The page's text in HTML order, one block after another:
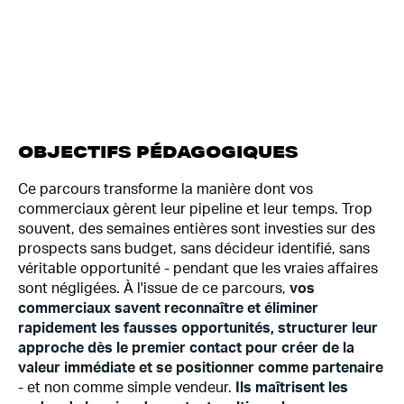
OBJECTIFS PÉDAGOGIQUES
Ce parcours transforme la manière dont vos
commerciaux gèrent leur pipeline et leur temps. Trop
souvent, des semaines entières sont investies sur des
prospects sans budget, sans décideur identifié, sans
véritable opportunité - pendant que les vraies affaires
sont négligées. À l'issue de ce parcours, vos
commerciaux savent reconnaître et éliminer
rapidement les fausses opportunités, structurer leur
approche dès le premier contact pour créer de la
valeur immédiate et se positionner comme partenaire
- et non comme simple vendeur.
Ils maîtrisent les